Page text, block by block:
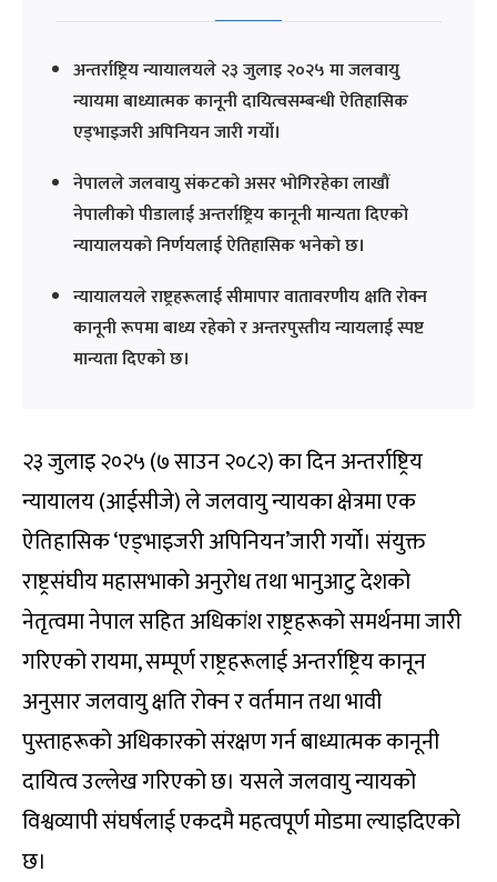
अन्तर्राष्ट्रिय न्यायालयले २३ जुलाइ २०२५ मा जलवायु
न्यायमा बाध्यात्मक कानूनी दायित्वसम्बन्धी ऐतिहासिक
एड्भाइजरी अपिनियन जारी गर्यो।
नेपालले जलवायु संकटको असर भोगिरहेका लाखौं
नेपालीको पीडालाई अन्तर्राष्ट्रिय कानूनी मान्यता दिएको
न्यायालयको निर्णयलाई ऐतिहासिक भनेको छ।
न्यायालयले राष्ट्रहरूलाई सीमापार वातावरणीय क्षति रोक्न
कानूनी रूपमा बाध्य रहेको र अन्तरपुस्तीय न्यायलाई स्पष्ट
मान्यता दिएको छ।
२३ जुलाइ २०२५ (७ साउन २०८२) का दिन अन्तर्राष्ट्रिय
न्यायालय (आईसीजे) ले जलवायु न्यायका क्षेत्रमा एक
ऐतिहासिक ‘एड्भाइजरी अपिनियन’जारी गर्यो। संयुक्त
राष्ट्रसंघीय महासभाको अनुरोध तथा भानुआटु देशको
नेतृत्वमा नेपाल सहित अधिकांश राष्ट्रहरूको समर्थनमा जारी
गरिएको रायमा, सम्पूर्ण राष्ट्रहरूलाई अन्तर्राष्ट्रिय कानून
अनुसार जलवायु क्षति रोक्न र वर्तमान तथा भावी
पुस्ताहरूको अधिकारको संरक्षण गर्न बाध्यात्मक कानूनी
दायित्व उल्लेख गरिएको छ। यसले जलवायु न्यायको
विश्वव्यापी संघर्षलाई एकदमै महत्वपूर्ण मोडमा ल्याइदिएको
छ।